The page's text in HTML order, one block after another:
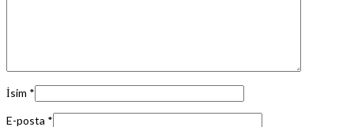
İsim *
E-posta *